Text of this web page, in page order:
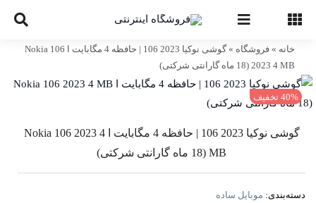
content
خانه » فروشگاه »
گوشی نوکیا 2023 106 | حافظه 4 مگابایت ا Nokia 106
2023 4 MB (18 ماه گارانتی شرکتی)
40% تخفیف
گوشی نوکیا 2023 106 | حافظه 4 مگابایت ا Nokia 106 2023 4
MB (18 ماه گارانتی شرکتی)
دسته‌بندی: موبایل ساده